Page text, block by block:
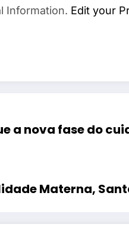
Information. Edit your
a nova fase do
Materna,